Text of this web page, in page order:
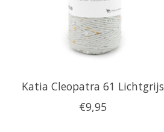
Katia Cleopatra 61 Lichtgrijs
€9,95